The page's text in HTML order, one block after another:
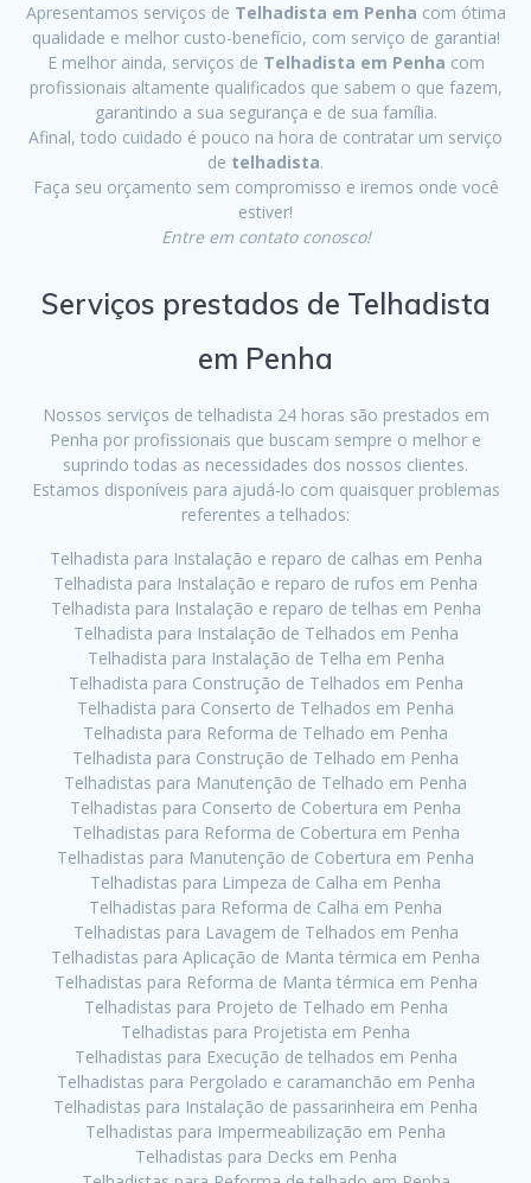
Apresentamos serviços de Telhadista em Penha com ótima
qualidade e melhor custo-benefício, com serviço de garantia!
E melhor ainda, serviços de Telhadista em Penha com
profissionais altamente qualificados que sabem o que fazem,
garantindo a sua segurança e de sua família.
Afinal, todo cuidado é pouco na hora de contratar um serviço
de telhadista.
Faça seu orçamento sem compromisso e iremos onde você
estiver!
Entre em contato conosco!
Serviços prestados de Telhadista
em Penha
Nossos serviços de telhadista 24 horas são prestados em
Penha por profissionais que buscam sempre o melhor e
suprindo todas as necessidades dos nossos clientes.
Estamos disponíveis para ajudá-lo com quaisquer problemas
referentes a telhados:
Telhadista para Instalação e reparo de calhas em Penha
Telhadista para Instalação e reparo de rufos em Penha
Telhadista para Instalação e reparo de telhas em Penha
Telhadista para Instalação de Telhados em Penha
Telhadista para Instalação de Telha em Penha
Telhadista para Construção de Telhados em Penha
Telhadista para Conserto de Telhados em Penha
Telhadista para Reforma de Telhado em Penha
Telhadista para Construção de Telhado em Penha
Telhadistas para Manutenção de Telhado em Penha
Telhadistas para Conserto de Cobertura em Penha
Telhadistas para Reforma de Cobertura em Penha
Telhadistas para Manutenção de Cobertura em Penha
Telhadistas para Limpeza de Calha em Penha
Telhadistas para Reforma de Calha em Penha
Telhadistas para Lavagem de Telhados em Penha
Telhadistas para Aplicação de Manta térmica em Penha
Telhadistas para Reforma de Manta térmica em Penha
Telhadistas para Projeto de Telhado em Penha
Telhadistas para Projetista em Penha
Telhadistas para Execução de telhados em Penha
Telhadistas para Pergolado e caramanchão em Penha
Telhadistas para Instalação de passarinheira em Penha
Telhadistas para Impermeabilização em Penha
Telhadistas para Decks em Penha